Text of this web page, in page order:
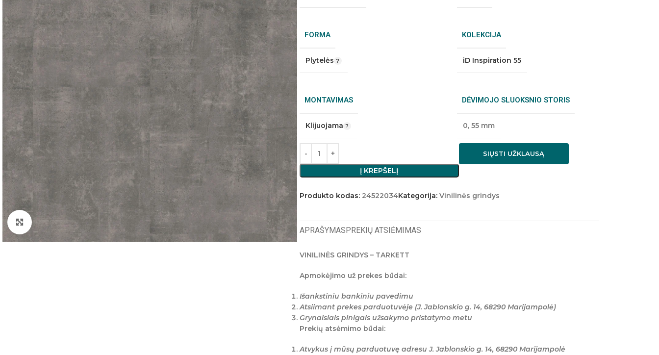
Padidinti nuotrauką
FORMA
Plytelės
KOLEKCIJA
iD Inspiration 55
MONTAVIMAS
Klijuojama
DĖVIMOJO SLUOKSNIO STORIS
0, 55 mm
Į KREPŠELĮ
SIŲSTI UŽKLAUSĄ
Produkto kodas: 24522034Kategorija: Vinilinės grindys
APRAŠYMASPREKIŲ ATSIĖMIMAS
VINILINĖS GRINDYS – TARKETT
Apmokėjimo už prekes būdai:
Išankstiniu bankiniu pavedimu
Atsiimant prekes parduotuvėje (J. Jablonskio g. 14, 68290 Marijampolė)
Grynaisiais pinigais užsakymo pristatymo metu
Prekių atsėmimo būdai:
Atvykus į mūsų parduotuvę adresu J. Jablonskio g. 14, 68290 Marijampolė